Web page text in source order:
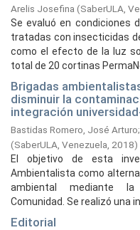
Arelis Josefina (SaberULA,
Se evaluó en condiciones
tratadas con insecticidas
como el efecto de la luz
total de 20 cortinas
Brigadas
disminuir la
integración
Bastidas Romero, José Arturo;
(SaberULA, Venezuela, 2018)
El objetivo de esta
Ambientalista como
ambiental mediante la
Comunidad. Se realizó una
Editorial